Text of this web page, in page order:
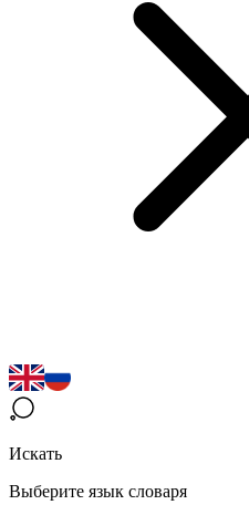
Искать
Выберите язык словаря